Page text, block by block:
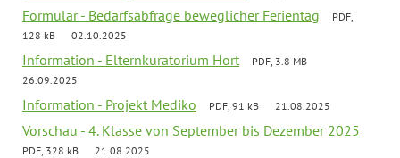
Formular - Bedarfsabfrage beweglicher Ferientag
PDF,
128 kB
02.10.2025
Information - Elternkuratorium Hort
PDF, 3.8 MB
26.09.2025
Information - Projekt Mediko PDF, 91 kB 21.08.2025
Vorschau - 4. Klasse von September bis Dezember 2025
PDF, 328 kB 21.08.2025